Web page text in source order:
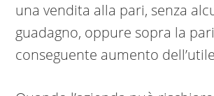
una vendita alla pari, senza
guadagno, oppure sopra la
conseguente aumento